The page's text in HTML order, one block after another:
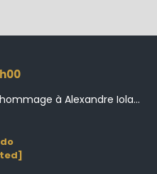
à Alexandre Iola...